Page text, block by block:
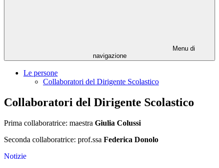
Menu di
navigazione
Le persone
Collaboratori del Dirigente Scolastico
Collaboratori del Dirigente Scolastico
Prima collaboratrice: maestra Giulia Colussi
Seconda collaboratrice: prof.ssa Federica Donolo
Notizie